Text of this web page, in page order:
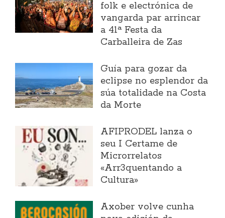
folk e electrónica de
vangarda par arrincar
a 41ª Festa da
Carballeira de Zas
Guía para gozar da
eclipse no esplendor da
súa totalidade na Costa
da Morte
AFIPRODEL lanza o
seu I Certame de
Microrrelatos
«Arr3quentando a
Cultura»
Axober volve cunha